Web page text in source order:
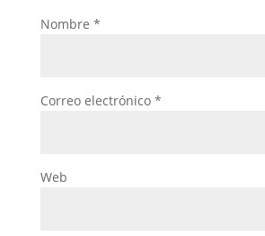
Nombre *
Correo electrónico *
Web